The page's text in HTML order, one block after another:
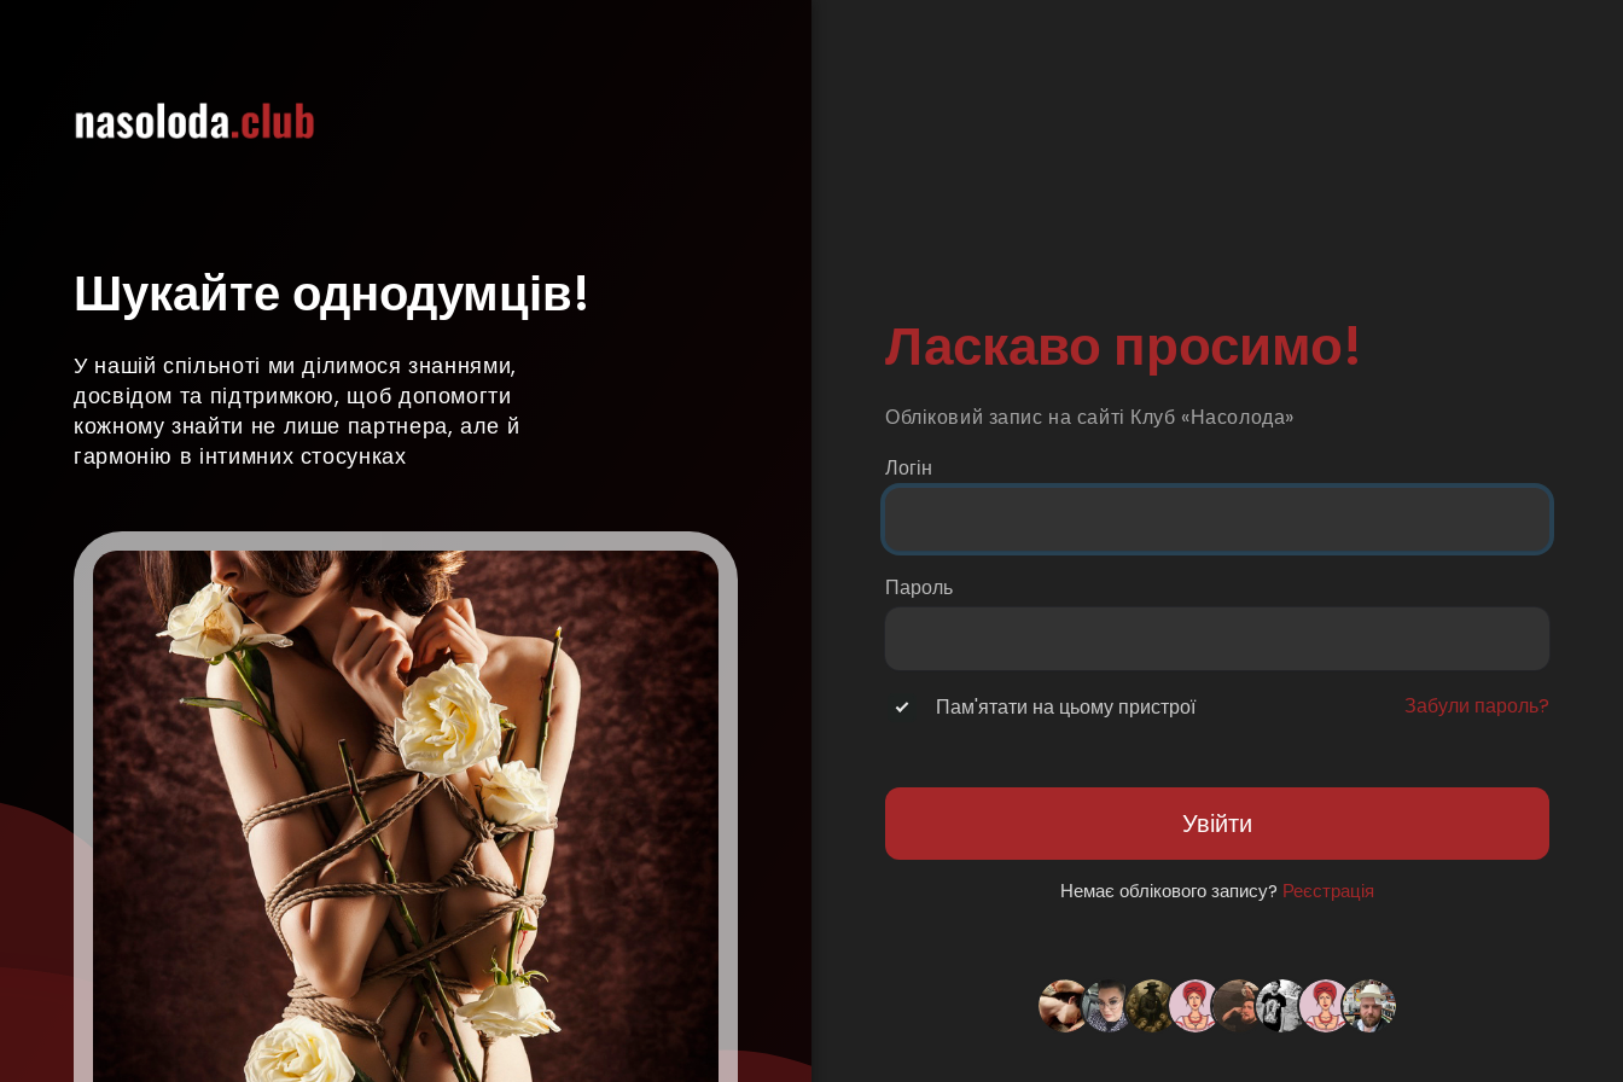
Шукайте однодумців!
У нашій спільноті ми ділимося знаннями,
досвідом та підтримкою, щоб допомогти
кожному знайти не лише партнера, але й
гармонію в інтимних стосунках
Ласкаво просимо!
Обліковий запис на сайті Клуб «Насолода»
Логін
Пароль
Пам'ятати на цьому пристрої Забули пароль?
Увійти
Немає облікового запису? Реєстрація